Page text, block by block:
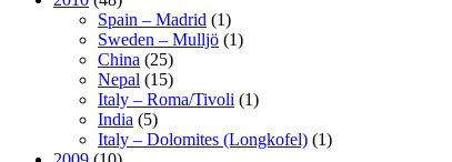
Spain – Madrid (1)
Sweden – Mulljö (1)
China (25)
Nepal (15)
Italy – Roma/Tivoli (1)
India (5)
Italy – Dolomites (Longkofel) (1)